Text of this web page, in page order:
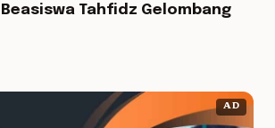
Tahfidz Gelombang
AD